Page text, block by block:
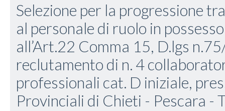
Selezione per la progressione
al personale di ruolo in
all’Art.22 Comma 15, D.lgs
reclutamento di n. 4
professionali cat. D iniziale,
Provinciali di Chieti - Pescara -